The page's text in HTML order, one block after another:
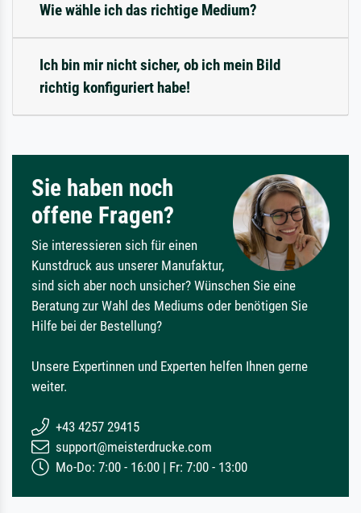
Wie wähle ich das richtige Medium?
Ich bin mir nicht sicher, ob ich mein Bild
richtig konfiguriert habe!
Sie haben noch
offene Fragen?
Sie interessieren sich für einen
Kunstdruck aus unserer Manufaktur,
sind sich aber noch unsicher? Wünschen Sie eine
Beratung zur Wahl des Mediums oder benötigen Sie
Hilfe bei der Bestellung?
Unsere Expertinnen und Experten helfen Ihnen gerne
weiter.
+43 4257 29415
support@meisterdrucke.com
Mo-Do: 7:00 - 16:00 | Fr: 7:00 - 13:00